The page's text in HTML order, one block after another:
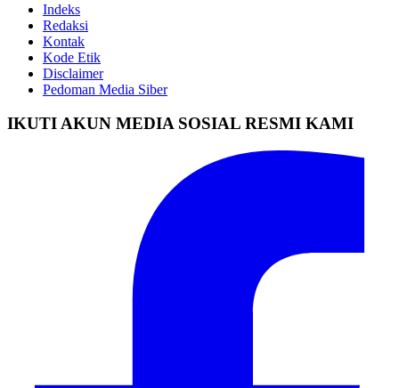
Indeks
Redaksi
Kontak
Kode Etik
Disclaimer
Pedoman Media Siber
IKUTI AKUN MEDIA SOSIAL RESMI KAMI